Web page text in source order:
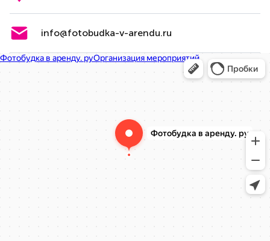
info@fotobudka-v-arendu.ru